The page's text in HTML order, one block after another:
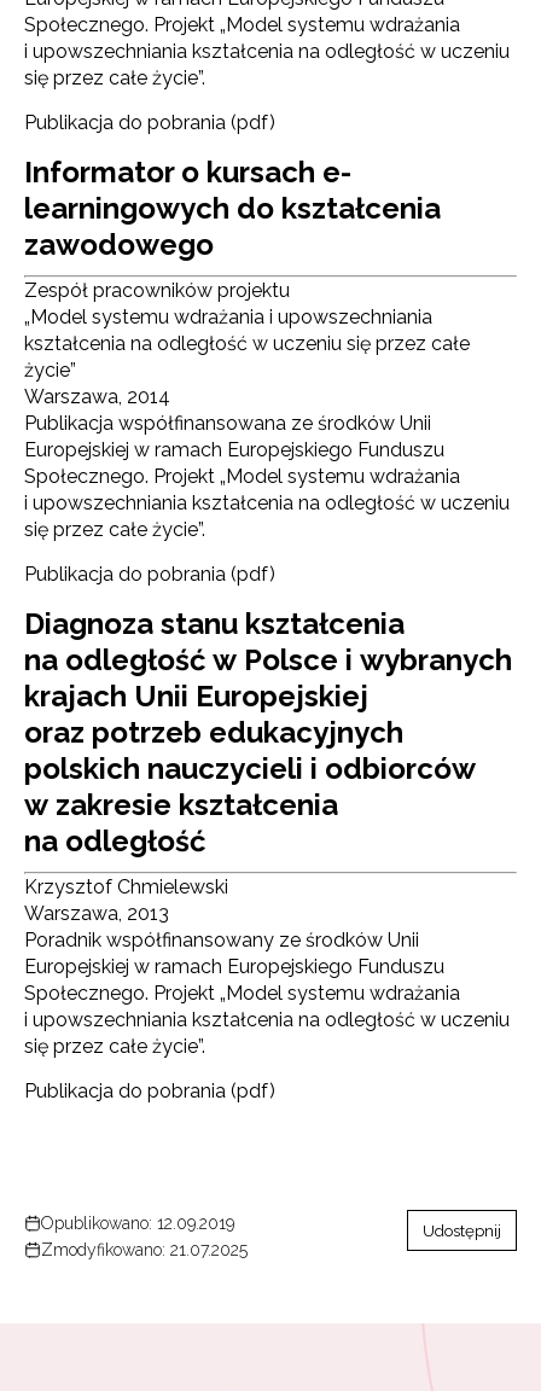
Społecznego. Projekt „Model systemu wdrażania
i upowszechniania kształcenia na odległość w uczeniu
się przez całe życie”.
Publikacja do pobrania (pdf)
Informator o kursach e-
learningowych do kształcenia
zawodowego
Zespół pracowników projektu
„Model systemu wdrażania i upowszechniania
kształcenia na odległość w uczeniu się przez całe
życie”
Warszawa, 2014
Publikacja współfinansowana ze środków Unii
Europejskiej w ramach Europejskiego Funduszu
Społecznego. Projekt „Model systemu wdrażania
i upowszechniania kształcenia na odległość w uczeniu
się przez całe życie”.
Publikacja do pobrania (pdf)
Diagnoza stanu kształcenia
na odległość w Polsce i wybranych
krajach Unii Europejskiej
oraz potrzeb edukacyjnych
polskich nauczycieli i odbiorców
w zakresie kształcenia
na odległość
Krzysztof Chmielewski
Warszawa, 2013
Poradnik współfinansowany ze środków Unii
Europejskiej w ramach Europejskiego Funduszu
Społecznego. Projekt „Model systemu wdrażania
i upowszechniania kształcenia na odległość w uczeniu
się przez całe życie”.
Publikacja do pobrania (pdf)
Opublikowano: 12.09.2019
Zmodyfikowano: 21.07.2025
Udostępnij
Adres e-mail:
Wyrażam zgodę na przetwarzanie moich danych
osobowych przez ORE w celach marketingowych.
Zapisuję się